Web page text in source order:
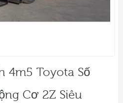
4m5 Toyota Số
Cơ 2Z Siêu